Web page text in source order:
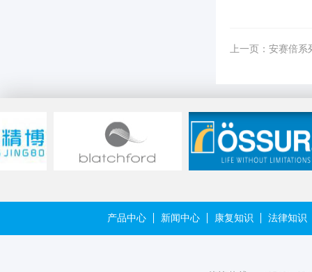
上一页： 安赛倍系
产品中心 新闻中心 康复知识 法律知识